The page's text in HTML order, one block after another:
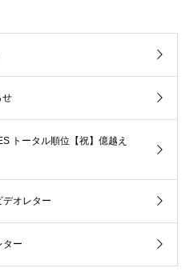
せ
トータル順位【祝】億越え
デオレター
ター